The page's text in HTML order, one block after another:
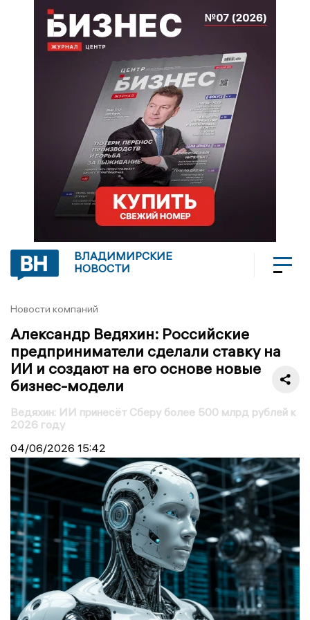
ВЛАДИМИРСКИЕ
НОВОСТИ
Новости компаний
Александр Ведяхин: Российские
предприниматели сделали ставку на
ИИ и создают на его основе новые
бизнес-модели
Ведяхин: ИИ принесёт Сберу более 500 млрд рублей к
2026 году
04/06/2026 15:42